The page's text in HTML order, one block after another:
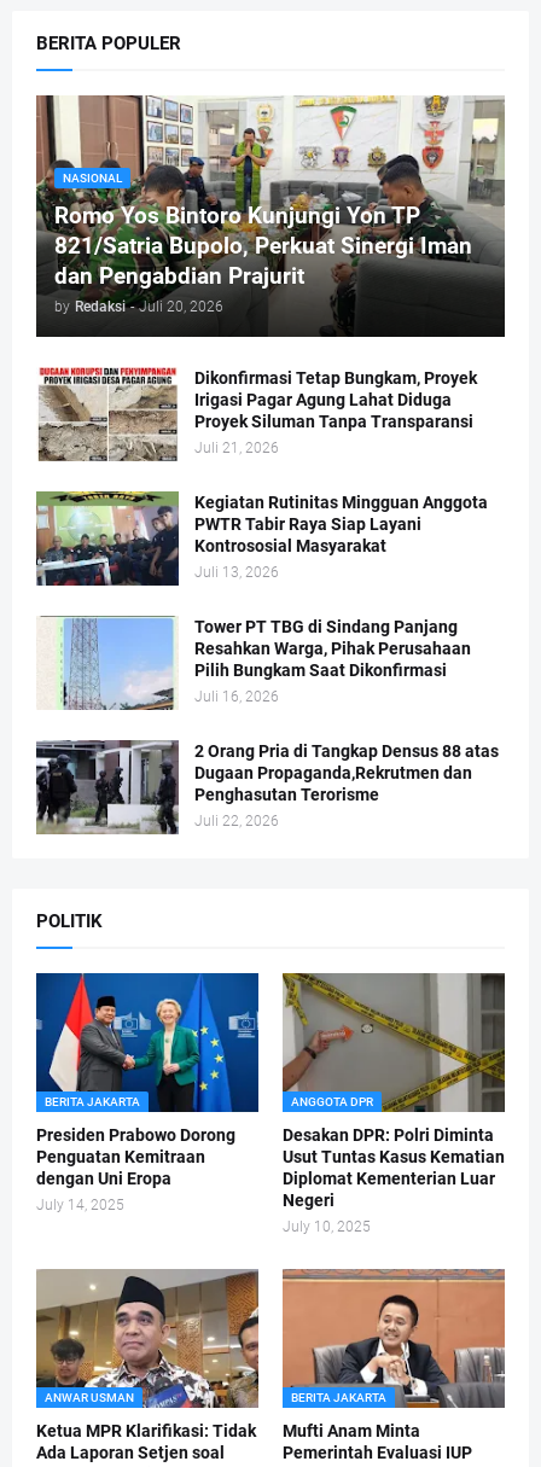
BERITA POPULER
NASIONAL
Romo Yos Bintoro Kunjungi Yon TP
821/Satria Bupolo, Perkuat Sinergi Iman
dan Pengabdian Prajurit
by Redaksi - Juli 20, 2026
Dikonfirmasi Tetap Bungkam, Proyek
Irigasi Pagar Agung Lahat Diduga
Proyek Siluman Tanpa Transparansi
Juli 21, 2026
Kegiatan Rutinitas Mingguan Anggota
PWTR Tabir Raya Siap Layani
Kontrososial Masyarakat
Juli 13, 2026
Tower PT TBG di Sindang Panjang
Resahkan Warga, Pihak Perusahaan
Pilih Bungkam Saat Dikonfirmasi
Juli 16, 2026
2 Orang Pria di Tangkap Densus 88 atas
Dugaan Propaganda,Rekrutmen dan
Penghasutan Terorisme
Juli 22, 2026
POLITIK
BERITA JAKARTA
Presiden Prabowo Dorong
Penguatan Kemitraan
dengan Uni Eropa
July 14, 2025
ANGGOTA DPR
Desakan DPR: Polri Diminta
Usut Tuntas Kasus Kematian
Diplomat Kementerian Luar
Negeri
July 10, 2025
ANWAR USMAN
Ketua MPR Klarifikasi: Tidak
Ada Laporan Setjen soal
BERITA JAKARTA
Mufti Anam Minta
Pemerintah Evaluasi IUP